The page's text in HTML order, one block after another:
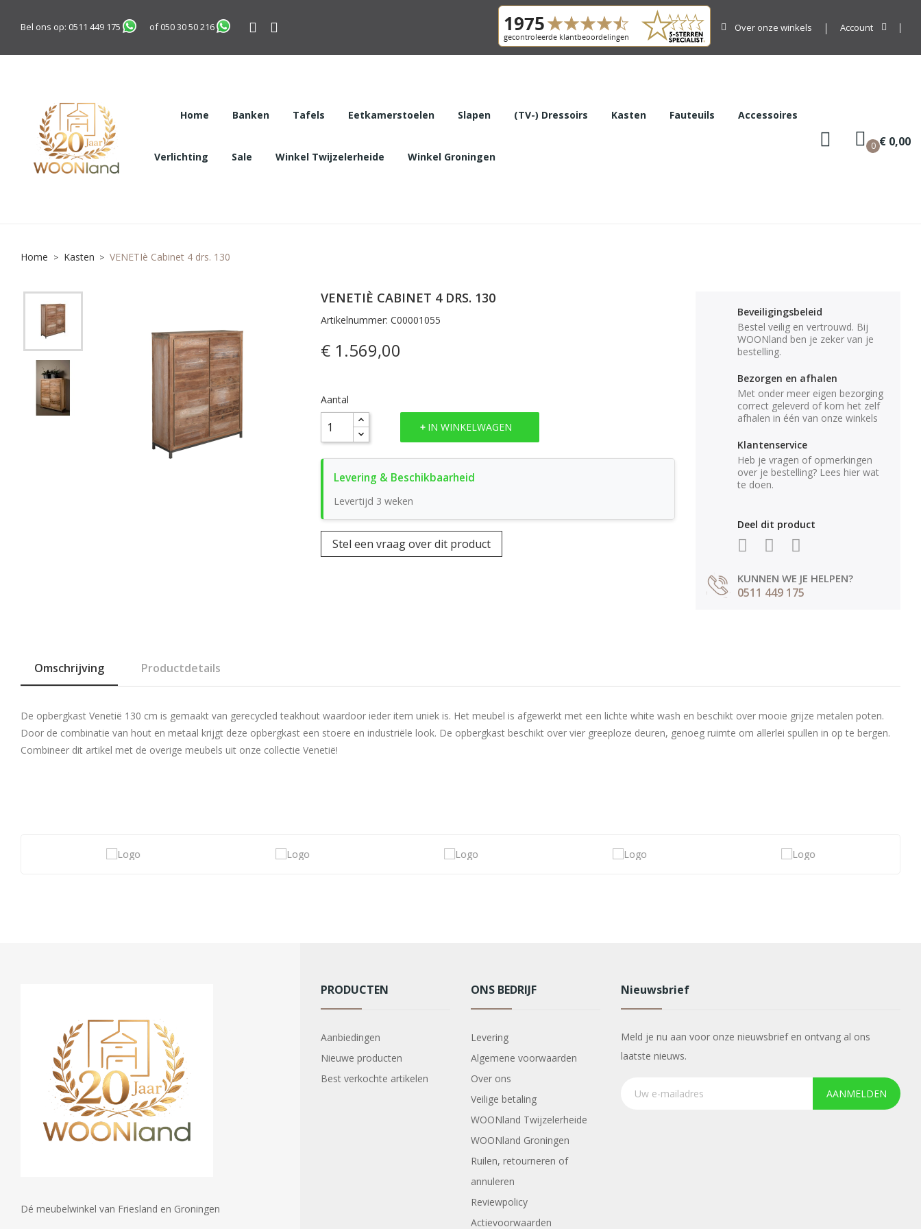
Bel ons op: 0511 449 175 of050 30 50 216 Over onze winkels Account
Home Banken Tafels Eetkamerstoelen Slapen (TV-) Dressoirs Kasten Fauteuils Accessoires
Verlichting Sale Winkel Twijzelerheide Winkel Groningen
0 € 0,00
Home Kasten VENETIè Cabinet 4 drs. 130
VENETIÈ CABINET 4 DRS. 130
Artikelnummer: C00001055
€ 1.569,00
Aantal
IN WINKELWAGEN
Levertijd 3 weken
Stel een vraag over dit product
Beveiligingsbeleid
Bestel veilig en vertrouwd. Bij
WOONland ben je zeker van je
bestelling.
Bezorgen en afhalen
Met onder meer eigen bezorging
correct geleverd of kom het zelf
afhalen in één van onze winkels
Klantenservice
Heb je vragen of opmerkingen
over je bestelling? Lees hier wat
te doen.
Deel dit product
KUNNEN WE JE HELPEN?
0511 449 175
Omschrijving Productdetails
De opbergkast Venetië 130 cm is gemaakt van gerecycled teakhout waardoor ieder item uniek is. Het meubel is afgewerkt met een lichte white wash en beschikt over mooie grijze metalen poten.
Door de combinatie van hout en metaal krijgt deze opbergkast een stoere en industriële look. De opbergkast beschikt over vier greeploze deuren, genoeg ruimte om allerlei spullen in op te bergen.
Combineer dit artikel met de overige meubels uit onze collectie Venetië!
Dé meubelwinkel van Friesland en Groningen
PRODUCTEN
Aanbiedingen
Nieuwe producten
Best verkochte artikelen
ONS BEDRIJF
Levering
Algemene voorwaarden
Over ons
Veilige betaling
WOONland Twijzelerheide
WOONland Groningen
Ruilen, retourneren of
annuleren
Reviewpolicy
Actievoorwaarden
Nieuwsbrief
Meld je nu aan voor onze nieuwsbrief en ontvang al ons
laatste nieuws.
AANMELDEN